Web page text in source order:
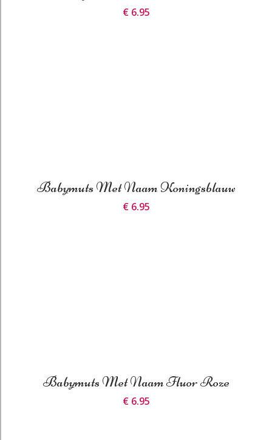
€ 6.95
Babymuts Met Naam Koningsblauw
€ 6.95
Babymuts Met Naam Fluor Roze
€ 6.95